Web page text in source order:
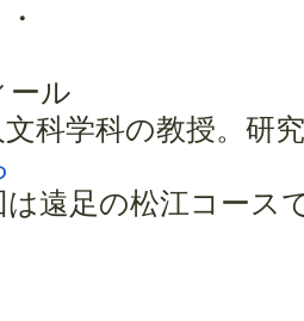
ール
科学科の教授。研
は遠足の松江コース